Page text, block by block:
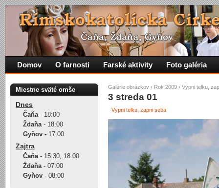
Galérie obrázkov › Rok 2009 › Vypni telku,
3 streda 01
Vypni telku, zapni seba
Domov O farnosti Farské aktivity Foto galéria
Miestne sväté omše
Dnes
Čaňa- 18:00
Ždaňa- 18:00
Gyňov - 17:00
Zajtra
Čaňa- 15:30, 18:00
Ždaňa- 07:00
Gyňov - 08:00